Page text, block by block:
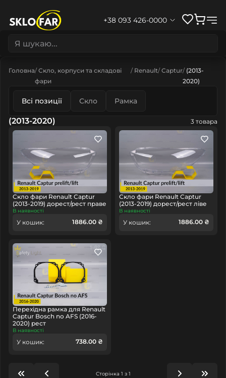
+38 093 426-0000
Головна Скло, корпуси та складові
фари
Renault Captur (2013-
2020)
Всі позиції Скло Рамка
(2013-2020) 3 товара
Скло фари Renault Captur
(2013-2019) дорест/рест праве
В наявності
У кошик: 1886.00 ₴
Скло фари Renault Captur
(2013-2019) дорест/рест ліве
В наявності
У кошик: 1886.00 ₴
Перехідна рамка для Renault
Captur Bosch no AFS (2016-
2020) рест
В наявності
У кошик: 738.00 ₴
Сторінка 1 з 1